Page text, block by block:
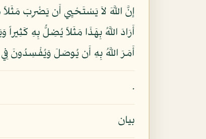
إِنَّ اللَّهَ لاَ يَسْتَحْيِي أَن يَضْرِبَ
أَمَرَ اللَّهُ بِهِ أَن يُوصَلَ وَيُفْسِدُونَ
.
بيان